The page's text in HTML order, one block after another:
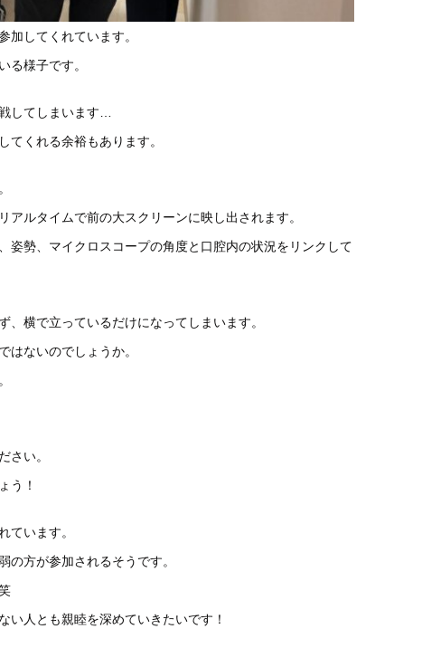
加してくれています。
る様子です。
してしまいます…
てくれる余裕もあります。
リアルタイムで前の大スクリーンに映し出されます。
姿勢、 マイクロスコープの角度と口腔内の状況をリンクして
、 横で立っているだけになってしまいます。
はないのでし ょうか。
さい。
う！
ています。
の方が参加されるそうです。
い人とも親睦を深めていきたいです！